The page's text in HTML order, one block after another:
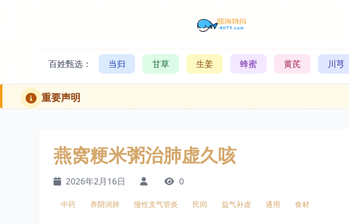
百姓甄选： 当归 甘草 生姜 蜂蜜 黄芪 川芎
重要声明
燕窝粳米粥治肺虚久咳
2026年2月16日 0
中药 养阴润肺 慢性支气管炎 民间 益气补虚 通用 食材